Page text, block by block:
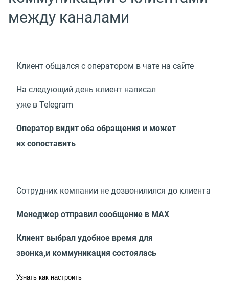
между каналами
Клиент общался с оператором в чате на сайте
На следующий день клиент написал
уже в Telegram
Оператор видит оба обращения и может
их сопоставить
Сотрудник компании не дозвонилился до клиента
Менеджер отправил сообщение в МАХ
Клиент выбрал удобное время для
звонка,и коммуникация состоялась
Узнать как настроить